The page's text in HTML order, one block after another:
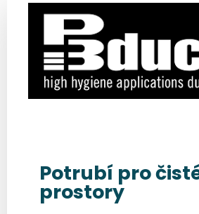
Potrubí pro
prostory